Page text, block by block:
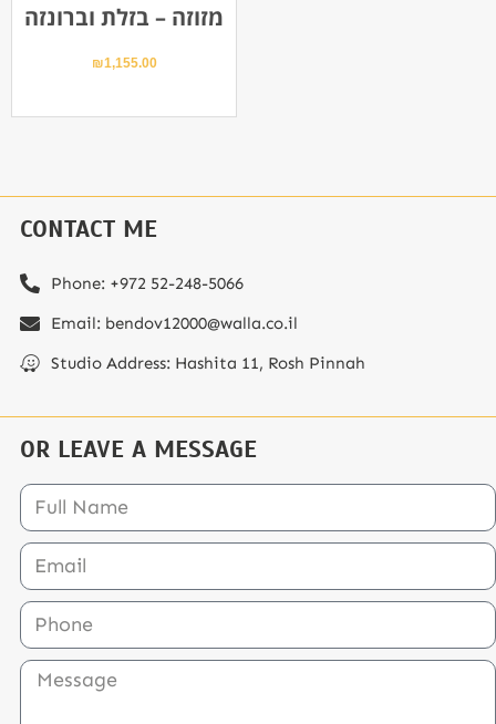
מזוזה – בזלת וברונזה
₪1,155.00
CONTACT ME
Phone: ⁦+972 52-248-5066⁩
Email: bendov12000@walla.co.il
Studio Address: Hashita 11, Rosh Pinnah
OR LEAVE A MESSAGE